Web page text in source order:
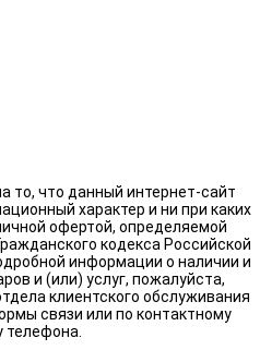
что данный интернет-сайт
характер и ни при каких
офертой, определяемой
кодекса Российской
информации о наличии и
и (или) услуг, пожалуйста,
клиентского обслуживания
связи или по контактному
телефона.